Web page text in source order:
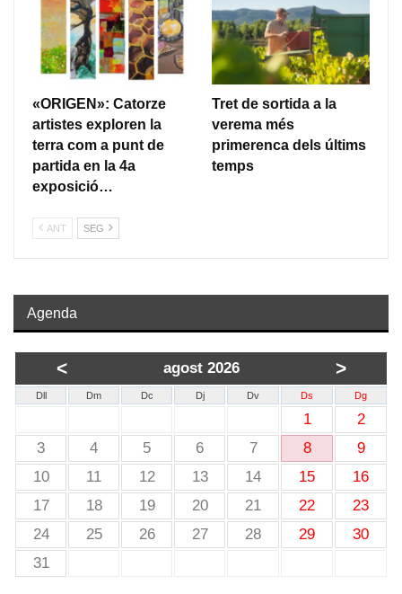
«ORIGEN»: Catorze
artistes exploren la
terra com a punt de
partida en la 4a
exposició…
Tret de sortida a la
verema més
primerenca dels últims
temps
ANT SEG
Agenda
< agost 2026 >
Dll Dm Dc Dj Dv Ds Dg
1
2
3
4 5 6 7 8
9
10
11 12 13 14 15
16
17
18 19 20 21 22
23
24
25 26 27 28 29
30
31